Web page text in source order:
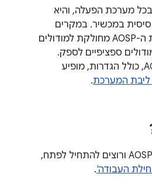
מערכת הפעלה, והיא
במכשיר. במקרים
שבהם הדבר אפשרי, ליבת ה-AOSP מחולקת למודולים
ספציפיים לספק.
תיאור של רכיבי ליבת AOSP, כולל הגדרות, מופיע
ליבת המערכת.
אם אתם חדשים ב-AOSP ורוצים להתחיל לפתח,
העבודה'.